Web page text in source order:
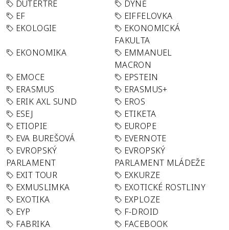
DUTERTRE
DÝNĚ
EF
EIFFELOVKA
EKOLOGIE
EKONOMICKÁ
FAKULTA
EKONOMIKA
EMMANUEL
MACRON
EMOCE
EPSTEIN
ERASMUS
ERASMUS+
ERIK AXL SUND
EROS
ESEJ
ETIKETA
ETIOPIE
EUROPE
EVA BUREŠOVÁ
EVERNOTE
EVROPSKÝ
PARLAMENT
EVROPSKÝ
PARLAMENT MLÁDEŽE
EXIT TOUR
EXKURZE
EXMUSLIMKA
EXOTICKÉ ROSTLINY
EXOTIKA
EXPLOZE
EYP
F-DROID
FABRIKA
FACEBOOK